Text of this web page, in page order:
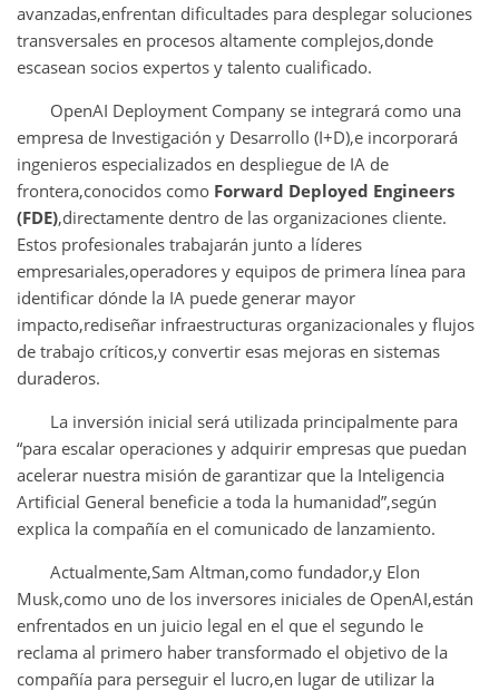
avanzadas,enfrentan dificultades para desplegar soluciones
transversales en procesos altamente complejos,donde
escasean socios expertos y talento cualificado.
OpenAI Deployment Company se integrará como una
empresa de Investigación y Desarrollo (I+D),e incorporará
ingenieros especializados en despliegue de IA de
frontera,conocidos como Forward Deployed Engineers
(FDE),directamente dentro de las organizaciones cliente.
Estos profesionales trabajarán junto a líderes
empresariales,operadores y equipos de primera línea para
identificar dónde la IA puede generar mayor
impacto,rediseñar infraestructuras organizacionales y flujos
de trabajo críticos,y convertir esas mejoras en sistemas
duraderos.
La inversión inicial será utilizada principalmente para
“para escalar operaciones y adquirir empresas que puedan
acelerar nuestra misión de garantizar que la Inteligencia
Artificial General beneficie a toda la humanidad”,según
explica la compañía en el comunicado de lanzamiento.
Actualmente,Sam Altman,como fundador,y Elon
Musk,como uno de los inversores iniciales de OpenAI,están
enfrentados en un juicio legal en el que el segundo le
reclama al primero haber transformado el objetivo de la
compañía para perseguir el lucro,en lugar de utilizar la